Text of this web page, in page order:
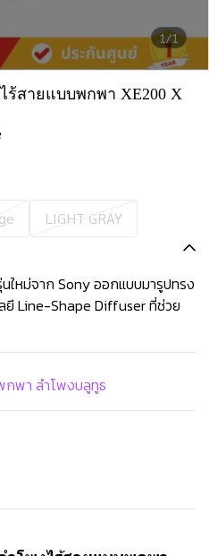
1/1
ไร้สายแบบพกพา XE200 X
LIGHT GRAY
ใหม่จาก Sony ออกแบบมารูปทรง
ยี Line-Shape Diffuser ที่ช่วย
กพา ลำโพงบลูทูธ